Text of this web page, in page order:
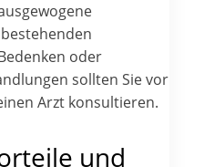
oder
sollten Sie vor
Arzt konsultieren.
und